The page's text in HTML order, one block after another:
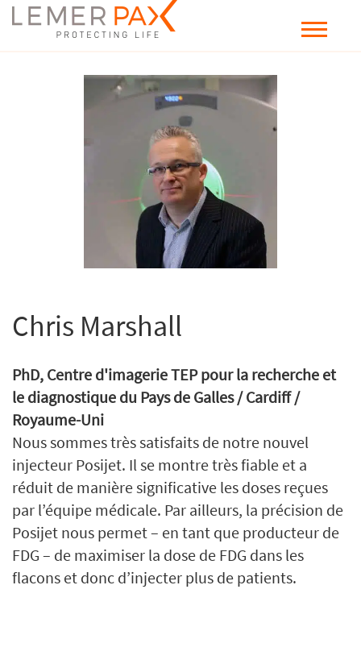
Chris Marshall
PhD, Centre d'imagerie TEP pour la recherche et
le diagnostique du Pays de Galles / Cardiff /
Royaume-Uni
Nous sommes très satisfaits de notre nouvel
injecteur Posijet. Il se montre très fiable et a
réduit de manière significative les doses reçues
par l’équipe médicale. Par ailleurs, la précision de
Posijet nous permet – en tant que producteur de
FDG – de maximiser la dose de FDG dans les
flacons et donc d’injecter plus de patients.